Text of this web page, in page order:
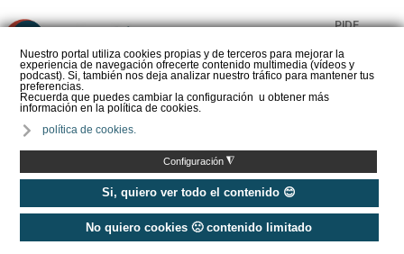
Nuestro portal utiliza cookies propias y de terceros para mejorar la
experiencia de navegación ofrecerte contenido multimedia (vídeos y
podcast). Si, también nos deja analizar nuestro tráfico para mantener tus
preferencias.
Recuerda que puedes cambiar la configuración u obtener más
información en la política de cookies.
política de cookies.
Configuración ◮
Si, quiero ver todo el contenido 😊
No quiero cookies 🙁 contenido limitado
PIDE
CALORYFRIO
Inicio
Instaladores Gas Navarra
¿Necesitas hacer lainstalación de gas natural en tu vivienda o